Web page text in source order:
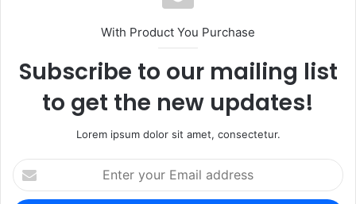
With Product You Purchase
Subscribe to our mailing list
to get the new updates!
Lorem ipsum dolor sit amet, consectetur.
Enter
your
Email